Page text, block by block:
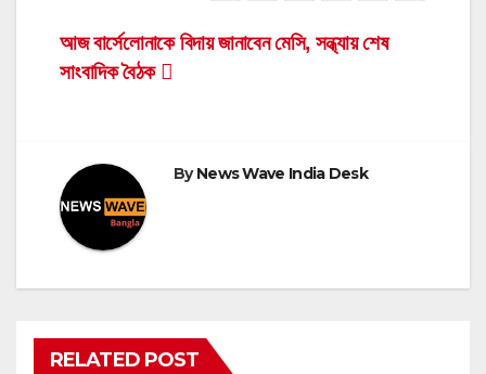
Post
আজ বার্সেলোনাকে বিদায় জানাবেন মেসি, সন্ধ্যায় শেষ
সাংবাদিক বৈঠক
ByNews Wave India Desk
RELATED POST